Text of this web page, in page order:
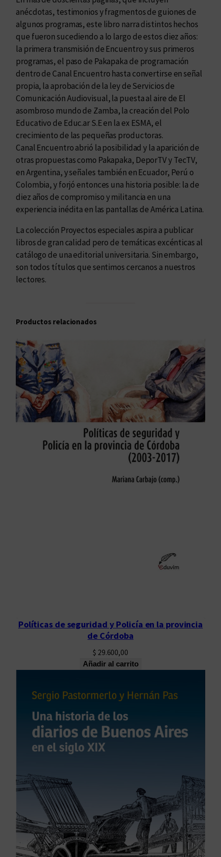
anécdotas, testimonios y fragmentos de guiones de
algunos programas, este libro narra distintos hechos
que fueron sucediendo a lo largo de estos diez años:
la primera transmisión de Encuentro y sus primeros
programas, el paso de Pakapaka de programación
dentro de Canal Encuentro hasta convertirse en señal
propia, la aprobación de la ley de Servicios de
Comunicación Audiovisual, la puesta al aire de El
asombroso mundo de Zamba, la creación del Polo
Educativo de Educ.ar S.E en la ex ESMA, el
crecimiento de las pequeñas productoras.
Canal Encuentro abrió la posibilidad y la aparición de
otras propuestas como Pakapaka, DeporTV y TecTV,
en Argentina, y señales también en Ecuador, Perú o
Colombia, y forjó entonces una historia posible: la de
diez años de compromiso y militancia en una
experiencia inédita en las pantallas de América Latina.
La colección Proyectos especiales aspira a publicar
libros de gran calidad pero de temáticas excénticas al
catálogo de una editorial universitaria. Sin embargo,
son todos títulos que sentimos cercanos a nuestros
lectores.
Productos relacionados
Políticas de seguridad y Policía en la provincia
de Córdoba
$ 29.600,00
Añadir al carrito